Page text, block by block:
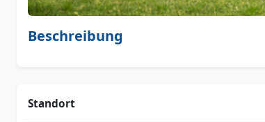
Beschreibung
Standort